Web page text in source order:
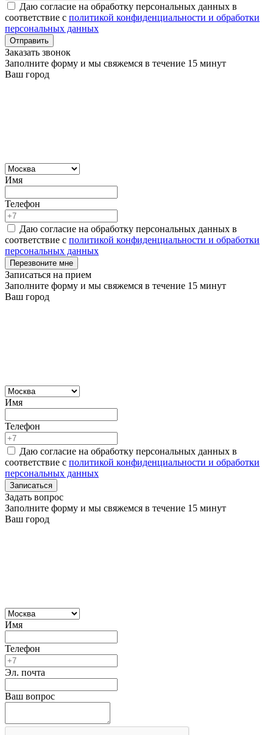
Даю согласие на обработку персональных данных в
соответствие с политикой конфиденциальности и обработки
персональных данных
Отправить
Заказать звонок
Заполните форму и мы свяжемся в течение 15 минут
Ваш город
Имя
Телефон
Даю согласие на обработку персональных данных в
соответствие с политикой конфиденциальности и обработки
персональных данных
Перезвоните мне
Записаться на прием
Заполните форму и мы свяжемся в течение 15 минут
Ваш город
Имя
Телефон
Даю согласие на обработку персональных данных в
соответствие с политикой конфиденциальности и обработки
персональных данных
Записаться
Задать вопрос
Заполните форму и мы свяжемся в течение 15 минут
Ваш город
Имя
Телефон
Эл. почта
Ваш вопрос